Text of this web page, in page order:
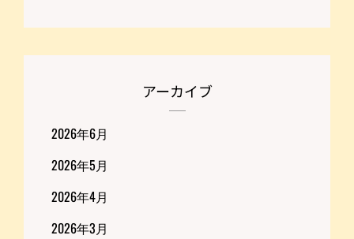
アーカイブ
2026年6月
2026年5月
2026年4月
2026年3月